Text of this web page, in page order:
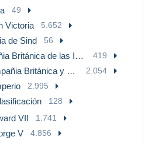
49
Victoria 5.652
de Sind 56
1854 Compañia Británica de las Indias 419
1858-79 Compañia Británica y Gobierno de la Reina 2.054
2.995
128
VII 1.741
V 4.856